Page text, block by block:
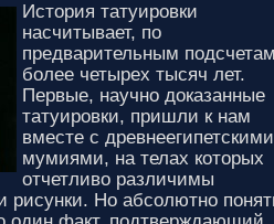
История татуировки
насчитывает, по
предварительным
более четырех тысяч лет.
Первые, научно доказанные
татуировки, пришли к нам
вместе с древнеегипетскими
мумиями, на телах которых
отчетливо различимы
рисунки. Но абсолютно